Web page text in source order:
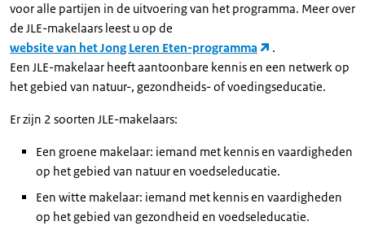
voor alle partijen in de uitvoering van het programma. Meer over
de JLE-makelaars leest u op de
website van het Jong Leren Eten-programma
.
Een JLE-makelaar heeft aantoonbare kennis en een netwerk op
het gebied van natuur-, gezondheids- of voedingseducatie.
Er zijn 2 soorten JLE-makelaars:
Een groene makelaar: iemand met kennis en vaardigheden
op het gebied van natuur en voedseleducatie.
Een witte makelaar: iemand met kennis en vaardigheden
op het gebied van gezondheid en voedseleducatie.